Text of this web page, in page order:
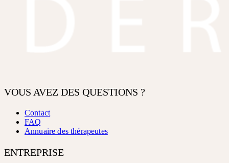
VOUS AVEZ DES QUESTIONS ?
Contact
FAQ
Annuaire des thérapeutes
ENTREPRISE